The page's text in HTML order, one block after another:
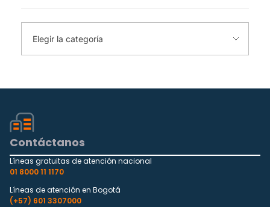
Contáctanos
Líneas gratuitas de atención nacional
01 8000 11 1170
Líneas de atención en Bogotá
(+57) 601 3307000